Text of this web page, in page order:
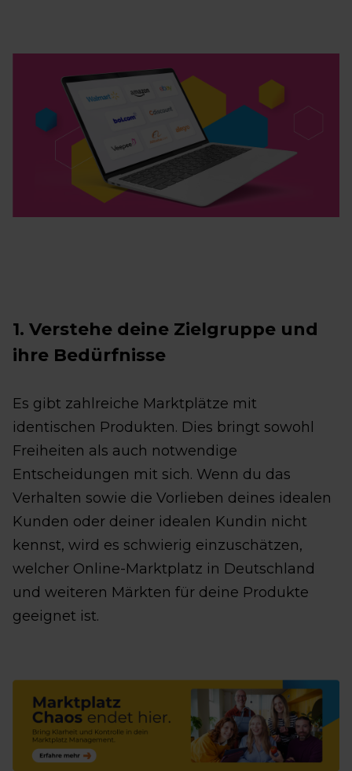
1. Verstehe deine Zielgruppe und
ihre Bedürfnisse
Es gibt zahlreiche Marktplätze mit
identischen Produkten. Dies bringt sowohl
Freiheiten als auch notwendige
Entscheidungen mit sich. Wenn du das
Verhalten sowie die Vorlieben deines idealen
Kunden oder deiner idealen Kundin nicht
kennst, wird es schwierig einzuschätzen,
welcher Online-Marktplatz in Deutschland
und weiteren Märkten für deine Produkte
geeignet ist.